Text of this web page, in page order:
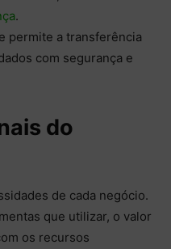
.
permite a transferência
com segurança e
do
de cada negócio.
que utilizar, o valor
os recursos